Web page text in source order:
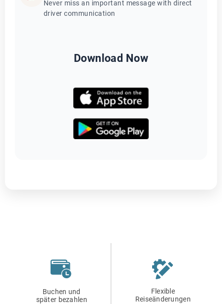
Never miss an important message with direct
driver communication
Download Now
Buchen und
später bezahlen
Flexible
Reiseänderungen